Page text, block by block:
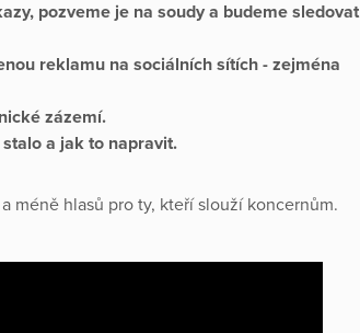
pozveme je na soudy a budeme sledovat
reklamu na sociálních sítích - zejména
zázemí.
a jak to napravit.
méně hlasů pro ty, kteří slouží koncernům.